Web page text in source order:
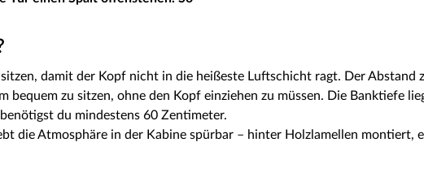
damit der Kopf nicht in die heißeste Luftschicht ragt. Der Abstand
zu sitzen, ohne den Kopf einziehen zu müssen. Die Banktiefe
du mindestens 60 Zentimeter.
die Atmosphäre in der Kabine spürbar – hinter Holzlamellen montiert,